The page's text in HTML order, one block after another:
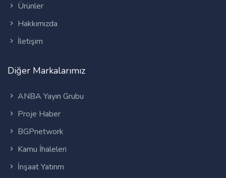
Ürünler
Hakkımızda
İletişim
Diğer Markalarımız
ANBA Yayın Grubu
Proje Haber
BGPnetwork
Kamu İhaleleri
İnşaat Yatırım